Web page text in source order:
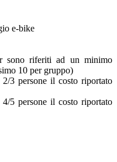
e-bike
sono riferiti ad un minimo
10 per gruppo)
3 persone il costo riportato
5 persone il costo riportato